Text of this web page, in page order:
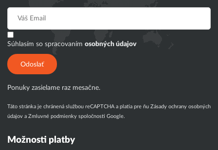
Súhlasím so spracovaním osobných údajov
Odoslať
Ponuky zasielame raz mesačne.
Táto stránka je chránená službou reCAPTCHA a platia pre ňu Zásady ochrany osobných
údajov a Zmluvné podmienky spoločnosti Google.
Možnosti platby